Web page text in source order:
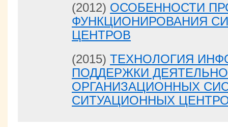
(2012) ОСОБЕННОСТИ
ФУНКЦИОНИРОВАНИЯ
ЦЕНТРОВ
(2015) ТЕХНОЛОГИЯ
ПОДДЕРЖКИ
ОРГАНИЗАЦИОННЫХ
СИТУАЦИОННЫХ